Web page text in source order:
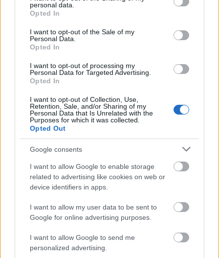
grant or deny consent to Google and its third-party tags to
use your data for below specified purposes in below Google
consent section.
personal data.
Opted In
I want to opt-out of the Sale of my
Personal Data.
Opted In
I want to opt-out of processing my
Personal Data for Targeted Advertising.
Opted In
I want to opt-out of Collection, Use,
Retention, Sale, and/or Sharing of my
Personal Data that Is Unrelated with the
Purposes for which it was collected.
Opted Out
Google consents
I want to allow Google to enable storage
related to advertising like cookies on web or
device identifiers in apps.
I want to allow my user data to be sent to
Google for online advertising purposes.
I want to allow Google to send me
personalized advertising.
28.09.2013
de Florentina Ionescu
Destinatii neobisnuite
pentru luna de miere
de Oana Voncick